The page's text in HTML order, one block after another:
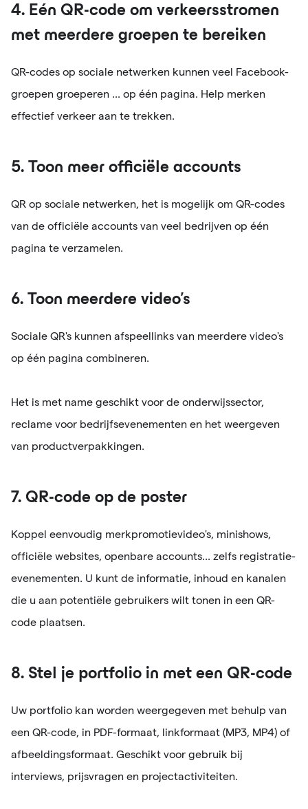
4. Eén QR-code om verkeersstromen
met meerdere groepen te bereiken
QR-codes op sociale netwerken kunnen veel Facebook-
groepen groeperen ... op één pagina. Help merken
effectief verkeer aan te trekken.
5. Toon meer officiële accounts
QR op sociale netwerken, het is mogelijk om QR-codes
van de officiële accounts van veel bedrijven op één
pagina te verzamelen.
6. Toon meerdere video's
Sociale QR's kunnen afspeellinks van meerdere video's
op één pagina combineren.
Het is met name geschikt voor de onderwijssector,
reclame voor bedrijfsevenementen en het weergeven
van productverpakkingen.
7. QR-code op de poster
Koppel eenvoudig merkpromotievideo's, minishows,
officiële websites, openbare accounts... zelfs registratie-
evenementen. U kunt de informatie, inhoud en kanalen
die u aan potentiële gebruikers wilt tonen in een QR-
code plaatsen.
8. Stel je portfolio in met een QR-code
Uw portfolio kan worden weergegeven met behulp van
een QR-code, in PDF-formaat, linkformaat (MP3, MP4) of
afbeeldingsformaat. Geschikt voor gebruik bij
interviews, prijsvragen en projectactiviteiten.